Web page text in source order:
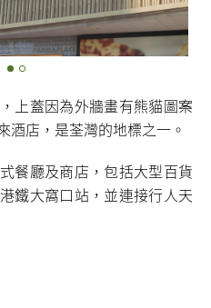
上蓋因為外牆畫有熊貓圖案
酒店，是荃灣的地標之一。
餐廳及商店，包括大型百貨
鐵大窩口站，並連接行人天